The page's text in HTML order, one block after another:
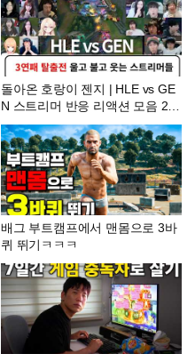
돌아온 호랑이 젠지 | HLE vs GE
N 스트리머 반응 리액션 모음 202
6 LCK
배그 부트캠프에서 맨몸으로 3바
퀴 뛰기ㅋㅋㅋ